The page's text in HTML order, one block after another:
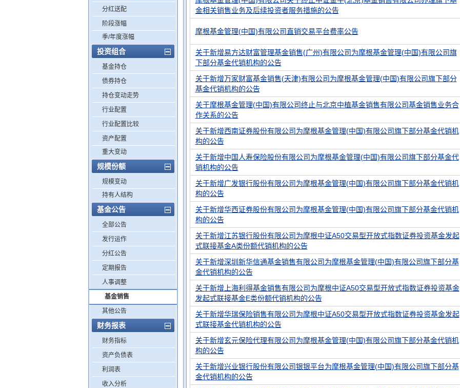
分红送配
阶段涨幅
季/年度涨幅
投资组合
基金持仓
债券持仓
持仓变动走势
行业配置
行业配置比较
资产配置
重大变动
规模份额
规模变动
持有人结构
基金公告
全部公告
发行运作
分红公告
定期报告
人事调整
基金销售
其他公告
财务报表
财务指标
资产负债表
利润表
收入分析
金相关销售业务及后续投资者服务措施的公告
摩根基金管理(中国)有限公司直销交易平台费率公告
关于新增易方达财富管理基金销售(广州)有限公司为摩根基金管理(中国)有限公司旗
下部分基金代销机构的公告
关于新增万家财富基金销售(天津)有限公司为摩根基金管理(中国)有限公司旗下部分
基金代销机构的公告
关于摩根基金管理(中国)有限公司终止与北京中植基金销售有限公司基金销售业务合
作关系的公告
关于新增西南证券股份有限公司为摩根基金管理(中国)有限公司旗下部分基金代销机
构的公告
关于新增中国人寿保险股份有限公司为摩根基金管理(中国)有限公司旗下部分基金代
销机构的公告
关于新增广发银行股份有限公司为摩根基金管理(中国)有限公司旗下部分基金代销机
构的公告
关于新增华西证券股份有限公司为摩根基金管理(中国)有限公司旗下部分基金代销机
构的公告
关于新增江苏银行股份有限公司为摩根中证A50交易型开放式指数证券投资基金发起
式联接基金A类份额代销机构的公告
关于新增深圳新华信通基金销售有限公司为摩根基金管理(中国)有限公司旗下部分基
金代销机构的公告
关于新增上海利得基金销售有限公司为摩根中证A50交易型开放式指数证券投资基金
发起式联接基金E类份额代销机构的公告
关于新增华瑞保险销售有限公司为摩根中证A50交易型开放式指数证券投资基金发起
式联接基金代销机构的公告
关于新增玄元保险代理有限公司为摩根基金管理(中国)有限公司旗下部分基金代销机
构的公告
关于新增兴业银行股份有限公司银银平台为摩根基金管理(中国)有限公司旗下部分基
金代销机构的公告